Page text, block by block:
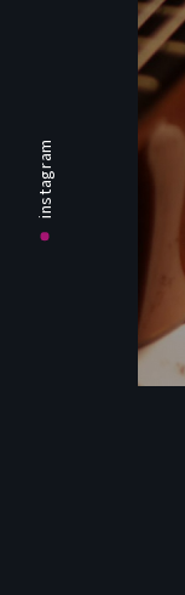
instagram